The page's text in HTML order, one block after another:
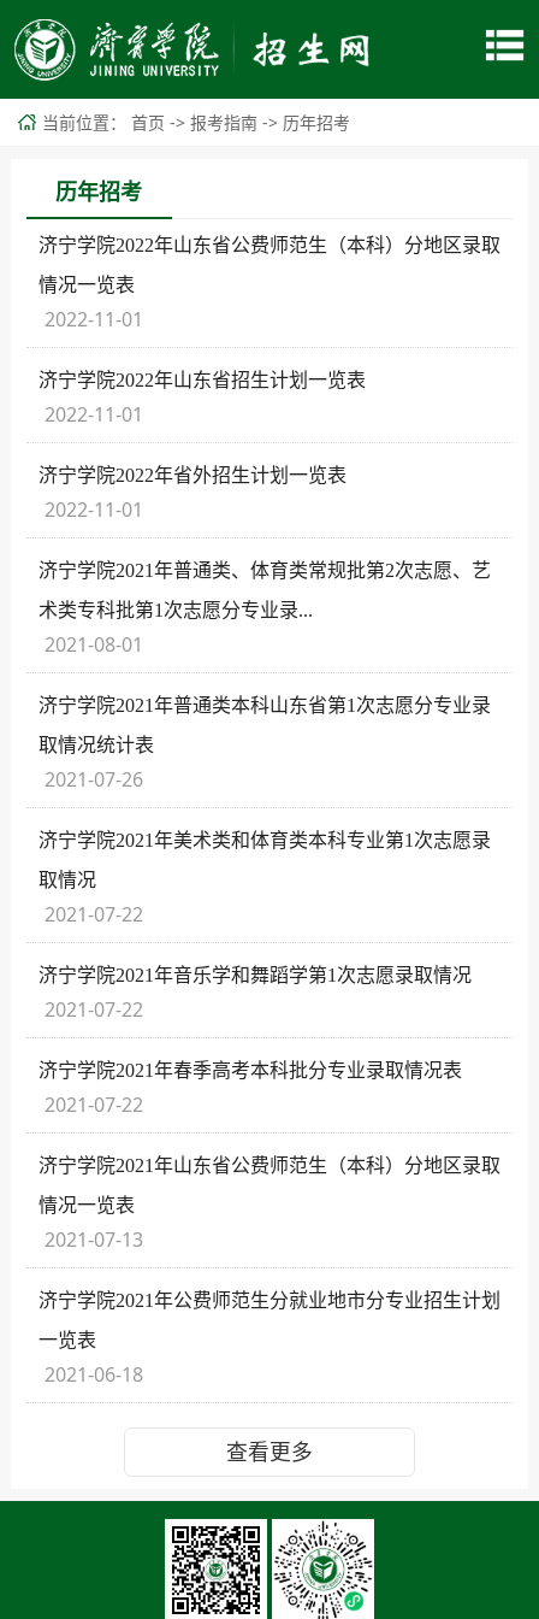
当前位置： 首页 -> 报考指南 -> 历年招考
历年招考
济宁学院2022年山东省公费师范生（本科）分地区录取
情况一览表
2022-11-01
济宁学院2022年山东省招生计划一览表
2022-11-01
济宁学院2022年省外招生计划一览表
2022-11-01
济宁学院2021年普通类、体育类常规批第2次志愿、艺
术类专科批第1次志愿分专业​录...
2021-08-01
济宁学院2021年普通类本科山东省第1次志愿分专业录
取情况统计表
2021-07-26
济宁学院2021年美术类和体育类本科专业第1次志愿录
取情况
2021-07-22
济宁学院2021年音乐学和舞蹈学第1次志愿录取情况
2021-07-22
济宁学院2021年春季高考本科批分专业录取情况表
2021-07-22
济宁学院2021年山东省公费师范生（本科）分地区录取
情况一览表
2021-07-13
济宁学院2021年公费师范生分就业地市分专业招生计划
一览表
2021-06-18
查看更多